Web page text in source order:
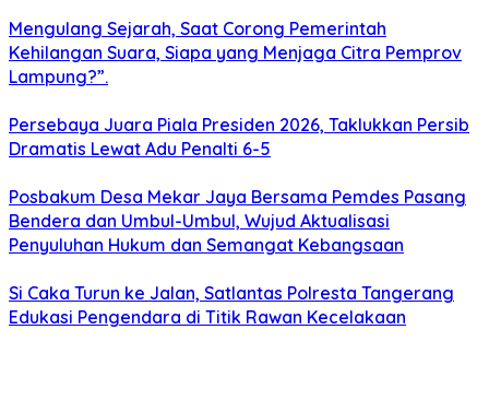
Mengulang Sejarah, Saat Corong Pemerintah
Kehilangan Suara, Siapa yang Menjaga Citra Pemprov
Lampung?”.
Persebaya Juara Piala Presiden 2026, Taklukkan Persib
Dramatis Lewat Adu Penalti 6-5
Posbakum Desa Mekar Jaya Bersama Pemdes Pasang
Bendera dan Umbul-Umbul, Wujud Aktualisasi
Penyuluhan Hukum dan Semangat Kebangsaan
Si Caka Turun ke Jalan, Satlantas Polresta Tangerang
Edukasi Pengendara di Titik Rawan Kecelakaan